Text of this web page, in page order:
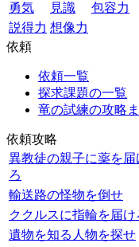
勇気
見識
包容力
説得力 想像力
依頼
依頼一覧
探求課題の一覧
竜の試練の攻略
依頼攻略
異教徒の親子に薬を届
ろ
輸送路の怪物を倒せ
ククルスに指輪を届け
遺物を知る人物を探せ